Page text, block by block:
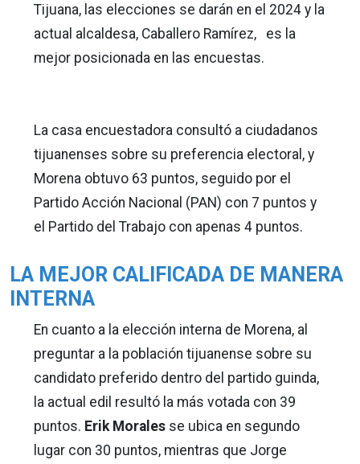
Tijuana, las elecciones se darán en el 2024 y la
actual alcaldesa, Caballero Ramírez, es la
mejor posicionada en las encuestas.
La casa encuestadora consultó a ciudadanos
tijuanenses sobre su preferencia electoral, y
Morena obtuvo 63 puntos, seguido por el
Partido Acción Nacional (PAN) con 7 puntos y
el Partido del Trabajo con apenas 4 puntos.
LA MEJOR CALIFICADA DE MANERA
INTERNA
En cuanto a la elección interna de Morena, al
preguntar a la población tijuanense sobre su
candidato preferido dentro del partido guinda,
la actual edil resultó la más votada con 39
puntos. Erik Morales se ubica en segundo
lugar con 30 puntos, mientras que Jorge